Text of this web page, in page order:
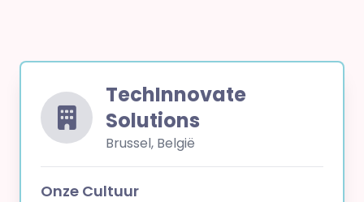
TechInnovate
Solutions
Brussel, België
Onze Cultuur